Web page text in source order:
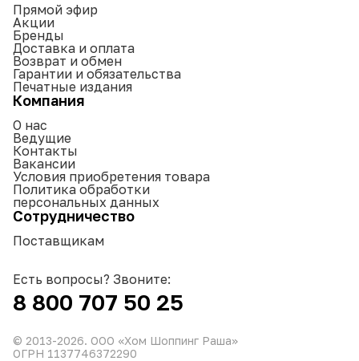
Прямой эфир
Акции
Бренды
Доставка и оплата
Возврат и обмен
Гарантии и обязательства
Печатные издания
Компания
О нас
Ведущие
Контакты
Вакансии
Условия приобретения товара
Политика обработки
персональных данных
Сотрудничество
Поставщикам
Есть вопросы? Звоните:
8 800 707 50 25
© 2013-2026. ООО «Хом Шоппинг Раша»
ОГРН 1137746372290